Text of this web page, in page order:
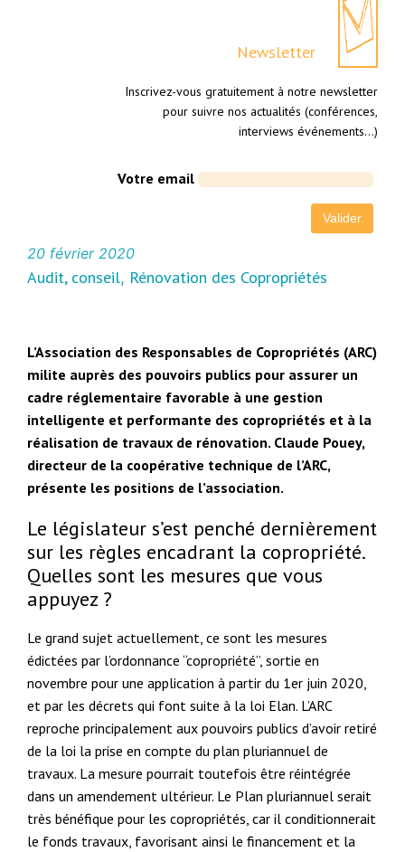
Newsletter
Inscrivez-vous gratuitement à notre newsletter
pour suivre nos actualités (conférences,
interviews événements…)
Votre email
20 février 2020
Audit, conseil, Rénovation des Copropriétés
L’Association des Responsables de Copropriétés (ARC)
milite auprès des pouvoirs publics pour assurer un
cadre réglementaire favorable à une gestion
intelligente et performante des copropriétés et à la
réalisation de travaux de rénovation. Claude Pouey,
directeur de la coopérative technique de l’ARC,
présente les positions de l’association.
Le législateur s’est penché dernièrement
sur les règles encadrant la copropriété.
Quelles sont les mesures que vous
appuyez ?
Le grand sujet actuellement, ce sont les mesures
édictées par l’ordonnance “copropriété”, sortie en
novembre pour une application à partir du 1er juin 2020,
et par les décrets qui font suite à la loi Elan. L’ARC
reproche principalement aux pouvoirs publics d’avoir retiré
de la loi la prise en compte du plan pluriannuel de
travaux. La mesure pourrait toutefois être réintégrée
dans un amendement ultérieur. Le Plan pluriannuel serait
très bénéfique pour les copropriétés, car il conditionnerait
le fonds travaux, favorisant ainsi le financement et la